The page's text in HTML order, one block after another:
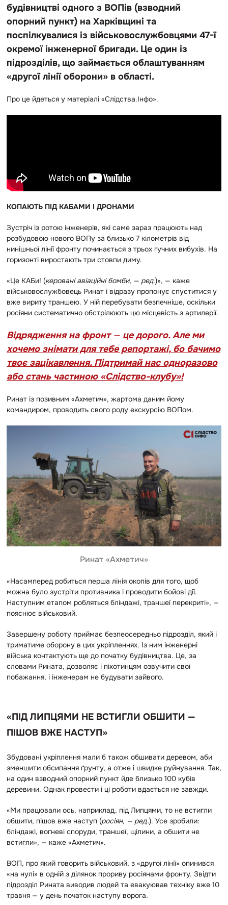
будівництві одного з ВОПів (взводний
опорний пункт) на Харківщині та
поспілкувалися із військовослужбовцями 47-ї
окремої інженерної бригади. Це один із
підрозділів, що займається облаштуванням
«другої лінії оборони» в області.
Про це йдеться у матеріалі «Слідства.Інфо».
КОПАЮТЬ ПІД КАБАМИ І ДРОНАМИ
Зустріч із ротою інженерів, які саме зараз працюють над
розбудовою нового ВОПу за близько 7 кілометрів від
нинішньої лінії фронту починається з трьох гучних вибухів. На
горизонті виростають три стовпи диму.
«Це КАБи! (керовані авіаційні бомби, — ред.)», — каже
військовослужбовець Ринат і відразу пропонує спуститися у
вже вириту траншею. У ній перебувати безпечніше, оскільки
росіяни систематично обстрілюють цю місцевість з артилерії.
Відрядження на фронт — це дорого. Але ми
хочемо знімати для тебе репортажі, бо бачимо
твоє зацікавлення. Підтримай нас одноразово
або стань частиною «Слідство-клубу»!
Ринат із позивним «Ахметич», жартома даним йому
командиром, проводить свого роду екскурсію ВОПом.
Ринат «Ахметич»
«Насамперед робиться перша лінія окопів для того, щоб
можна було зустріти противника і проводити бойові дії.
Наступним етапом робляться бліндажі, траншеї перекриті», —
пояснює військовий.
Завершену роботу приймає безпеосередньо підрозділ, який і
триматиме оборону в цих укріпленнях. Із ним інженерні
війська контактують ще до початку будівництва. Це, за
словами Рината, дозволяє і піхотинцям озвучити свої
побажання, і інженерам не будувати зайвого.
«ПІД ЛИПЦЯМИ НЕ ВСТИГЛИ ОБШИТИ —
ПІШОВ ВЖЕ НАСТУП»
Збудовані укріплення мали б також обшивати деревом, аби
зменшити обсипання ґрунту, а отже і швидке руйнування. Так,
на один взводний опорний пункт йде близько 100 кубів
деревини. Однак провести і ці роботи вдається не завжди.
«Ми працювали ось, наприклад, під Липцями, то не встигли
обшити, пішов вже наступ (росіян, — ред.). Усе зробили:
бліндажі, вогневі споруди, траншеї, щілини, а обшити не
встигли», — каже «Ахметич».
ВОП, про який говорить військовий, з «другої лінії» опинився
«на нулі» в одній з ділянок прориву росіянами фронту. Звідти
підрозділ Рината виводив людей та евакуював техніку вже 10
травня — у день початок наступу ворога.